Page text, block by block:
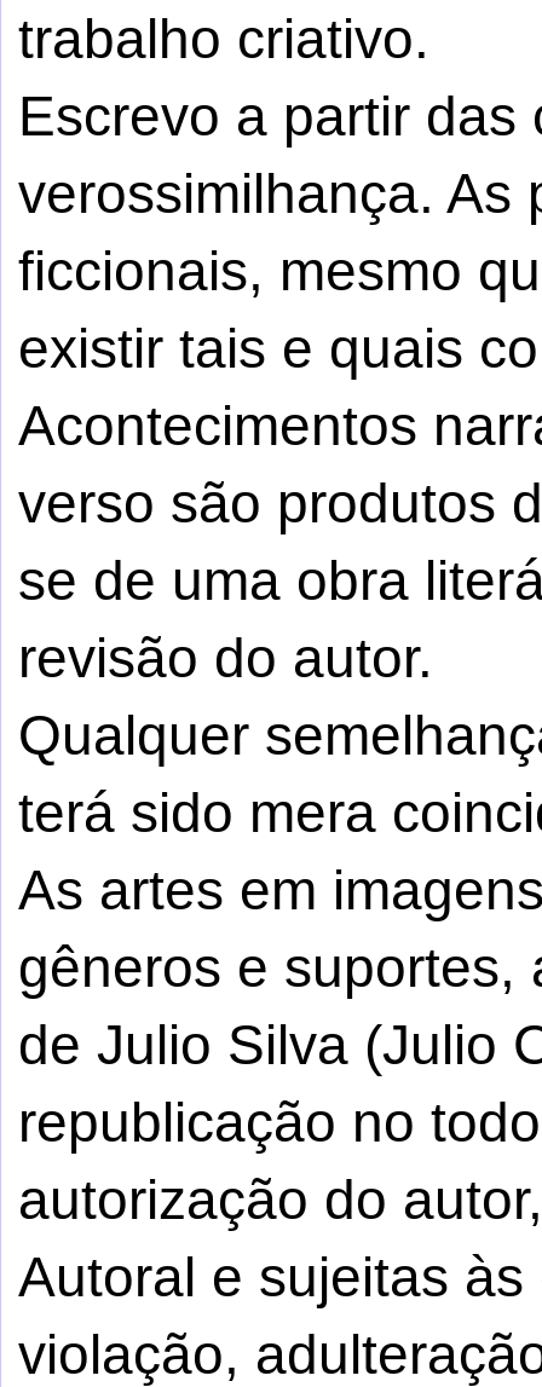
trabalho criativo.
Escrevo a partir das
verossimilhança. As
ficcionais, mesmo
existir tais e quais
Acontecimentos
verso são produtos
se de uma obra
revisão do autor.
Qualquer
terá sido mera
As artes em
gêneros e suportes,
de Julio Silva (Julio
republicação no
autorização do
Autoral e sujeitas
violação,